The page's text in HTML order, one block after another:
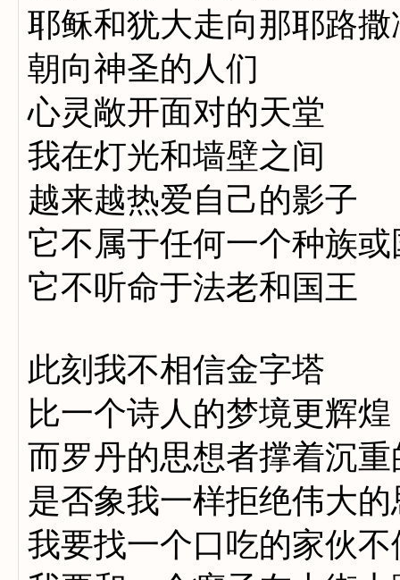
耶稣和犹大走向那耶路撒
朝向神圣的人们
心灵敞开面对的天堂
我在灯光和墙壁之间
越来越热爱自己的影子
它不属于任何一个种族或
它不听命于法老和国王
此刻我不相信金字塔
比一个诗人的梦境更辉煌
而罗丹的思想者撑着沉重
是否象我一样拒绝伟大的
我要找一个口吃的家伙